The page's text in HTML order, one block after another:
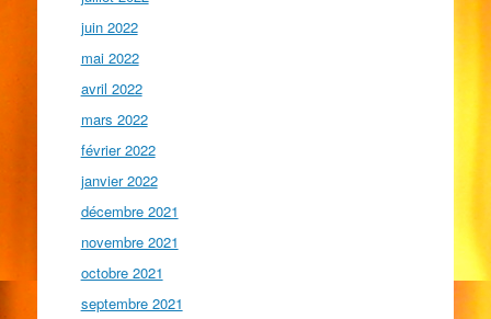
juin 2022
mai 2022
avril 2022
mars 2022
février 2022
janvier 2022
décembre 2021
novembre 2021
octobre 2021
septembre 2021